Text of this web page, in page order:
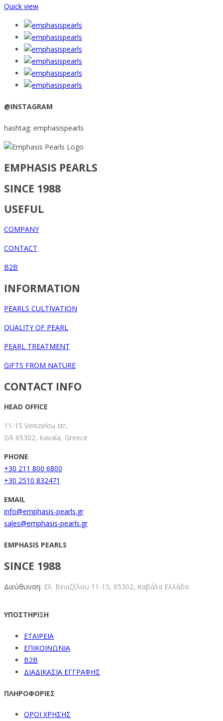
Quick view
@INSTAGRAM
hashtag: emphasispearls
EMPHASIS PEARLS
SINCE 1988
USEFUL
COMPANY
CONTACT
B2B
INFORMATION
PEARLS CULTIVATION
QUALITY OF PEARL
PEARL TREATMENT
GIFTS FROM NATURE
CONTACT INFO
HEAD OFFICE
11-15 Venizelou str,
GR 65302, Kavala, Greece
PHONE
+30 211 800 6800
+30 2510 832471
EMAIL
info@emphasis-pearls.gr
sales@emphasis-pearls.gr
EMPHASIS PEARLS
SINCE 1988
Διεύθυνση: Ελ. Βενιζέλου 11-15, 65302, Καβάλα Ελλάδα
ΥΠΟΣΤΗΡΙΞΗ
ΕΤΑΙΡΕΙΑ
ΕΠΙΚΟΙΝΩΝΙΑ
B2B
ΔΙΑΔΙΚΑΣΙΑ ΕΓΓΡΑΦΗΣ
ΠΛΗΡΟΦΟΡΙΕΣ
ΟΡΟΙ ΧΡΗΣΗΣ